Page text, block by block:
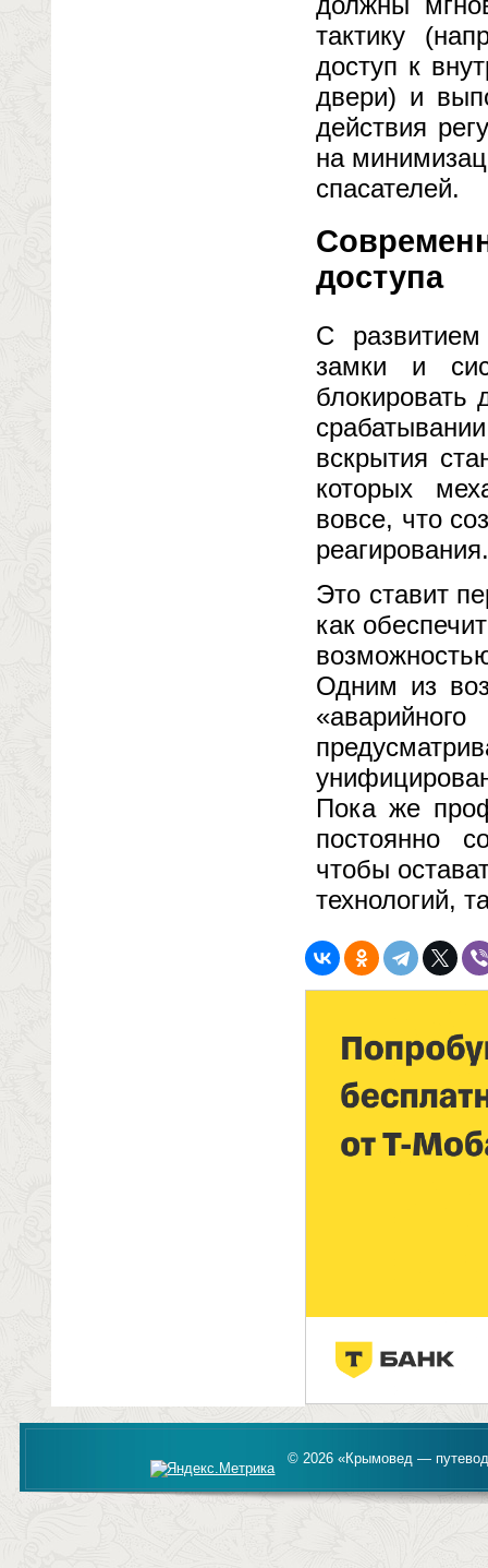
тактику
доступ к
двери) и
действия
на
спасателей.
доступа
С развитием
замки и
блокировать
вскрытия
которых
вовсе, что
реагирования.
Это ставит
как
Одним из
Пока же
постоянно
чтобы
технологий,
© 2026 «Крымовед —